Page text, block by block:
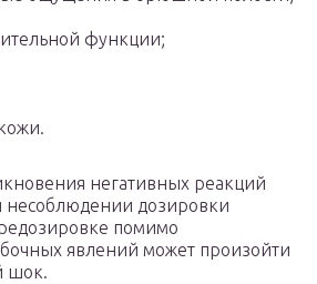
функции;
негативных реакций
несоблюдении дозировки
помимо
явлений может произойти
шок.